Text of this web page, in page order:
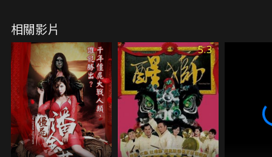
相關影片
5.3